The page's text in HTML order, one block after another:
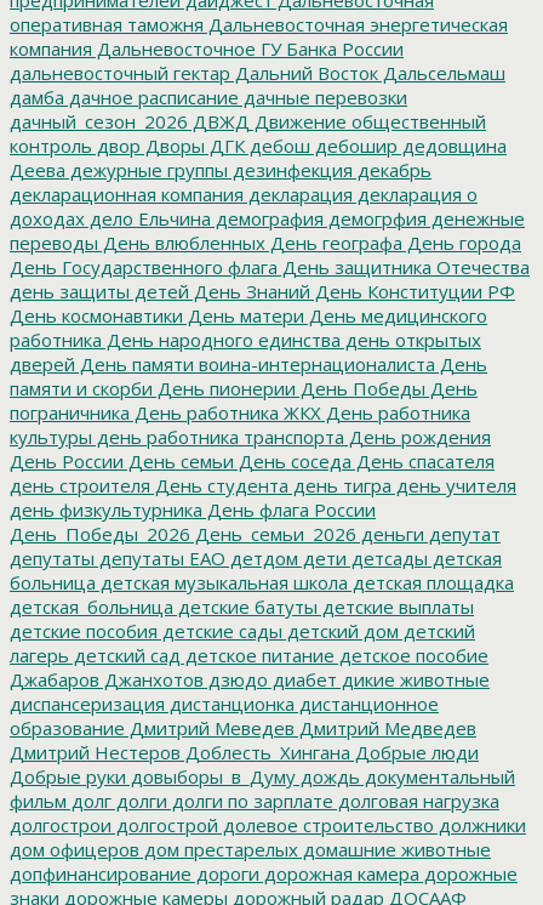
оперативная таможня Дальневосточная энергетическая
компания Дальневосточное ГУ Банка России
дальневосточный гектар Дальний Восток Дальсельмаш
дамба дачное расписание дачные перевозки
дачный_сезон_2026 ДВЖД Движение общественный
контроль двор Дворы ДГК дебош дебошир дедовщина
Деева дежурные группы дезинфекция декабрь
декларационная компания декларация декларация о
доходах дело Ельчина демография демогрфия денежные
переводы День влюбленных День географа День города
День Государственного флага День защитника Отечества
день защиты детей День Знаний День Конституции РФ
День космонавтики День матери День медицинского
работника День народного единства день открытых
дверей День памяти воина-интернационалиста День
памяти и скорби День пионерии День Победы День
пограничника День работника ЖКХ День работника
культуры день работника транспорта День рождения
День России День семьи День соседа День спасателя
день строителя День студента день тигра день учителя
день физкультурника День флага России
День_Победы_2026 День_семьи_2026 деньги депутат
депутаты депутаты ЕАО детдом дети детсады детская
больница детская музыкальная школа детская площадка
детская_больница детские батуты детские выплаты
детские пособия детские сады детский дом детский
лагерь детский сад детское питание детское пособие
Джабаров Джанхотов дзюдо диабет дикие животные
диспансеризация дистанционка дистанционное
образование Дмитрий Меведев Дмитрий Медведев
Дмитрий Нестеров Доблесть_Хингана Добрые люди
Добрые руки довыборы_в_Думу дождь документальный
фильм долг долги долги по зарплате долговая нагрузка
долгострои долгострой долевое строительство должники
дом офицеров дом престарелых домашние животные
допфинансирование дороги дорожная камера дорожные
знаки дорожные камеры дорожный радар ДОСААФ